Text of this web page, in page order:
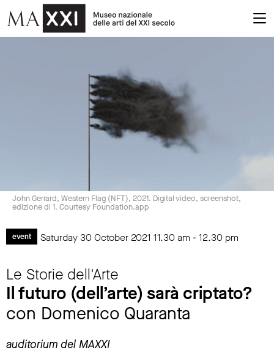
John Gerrard, Western Flag (NFT), 2021. Digital video, screenshot,
edizione di 1. Courtesy Foundation.app
event Saturday 30 October 2021 11.30 am - 12.30 pm
Le Storie dell'Arte
Il futuro (dell’arte) sarà criptato?
con Domenico Quaranta
auditorium del MAXXI